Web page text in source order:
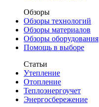
Обзоры
Обзоры технологий
Обзоры материалов
Обзоры оборудования
Помощь в выборе
Статьи
Утепление
Отопление
Теплоэнергоучет
Энергосбережение